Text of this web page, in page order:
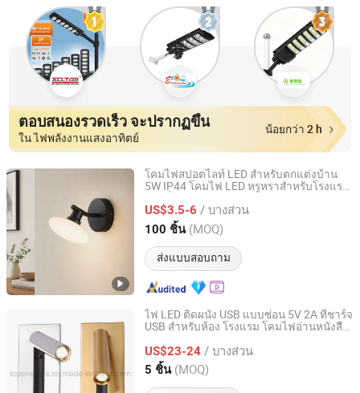
ตอบสนองรวดเร็ว จะปรากฏขึ้น
ใน ไฟพลังงานแสงอาทิตย์
น้อยกว่า 2 h
โคมไฟสปอตไลท์ LED สำหรับตกแต่งบ้าน
5W IP44 โคมไฟ LED หรูหราสำหรับโรงแรม
US$3.5-6 / บางส่วน
100 ชิ้น (MOQ)
ส่งแบบสอบถาม
Zhongshan Chaolang Lighting Co., Ltd.
Guangdong, China อัตราจาก 2025
ไฟ LED ติดผนัง USB แบบซ่อน 5V 2A ที่ชาร์จ
USB สำหรับห้อง โรงแรม โคมไฟอ่านหนังสือ
แบบติดผนัง
US$23-24 / บางส่วน
5 ชิ้น (MOQ)
Topenergys Electronic Co., Ltd.
Guangdong, China อัตราจาก 2017